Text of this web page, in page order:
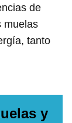
de
muelas
tanto
y